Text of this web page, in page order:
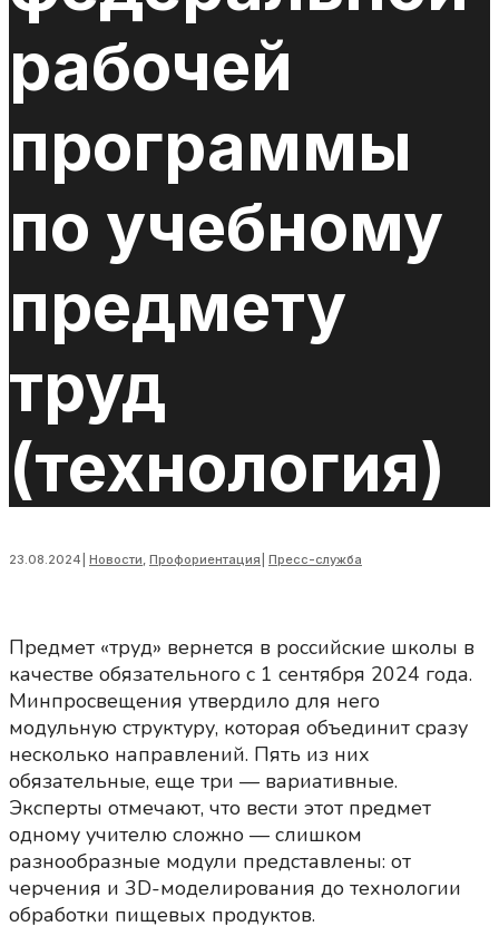
рабочей
программы
по учебному
предмету
труд
(технология)
23.08.2024 Новости, Профориентация Пресс-служба
Предмет «труд» вернется в российские школы в
качестве обязательного с 1 сентября 2024 года.
Минпросвещения утвердило для него
модульную структуру, которая объединит сразу
несколько направлений. Пять из них
обязательные, еще три — вариативные.
Эксперты отмечают, что вести этот предмет
одному учителю сложно — слишком
разнообразные модули представлены: от
черчения и 3D-моделирования до технологии
обработки пищевых продуктов.